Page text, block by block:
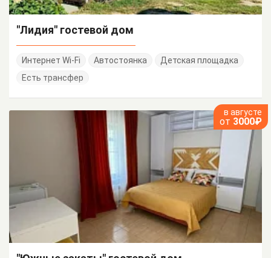
"Лидия" гостевой дом
Интернет Wi-Fi Автостоянка
Детская площадка
Есть трансфер
в августе
от 3000₽